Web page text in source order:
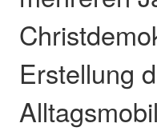
Erstellung